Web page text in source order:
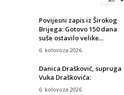
Povijesni zapis iz Širokog
Brijega: Gotovo 150 dana
suše ostavilo velike...
6. kolovoza 2026.
Danica Drašković, supruga
Vuka Draškovića:
6. kolovoza 2026.